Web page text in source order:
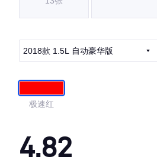
2018款 1.5L 自动豪华版
极速红
4.82